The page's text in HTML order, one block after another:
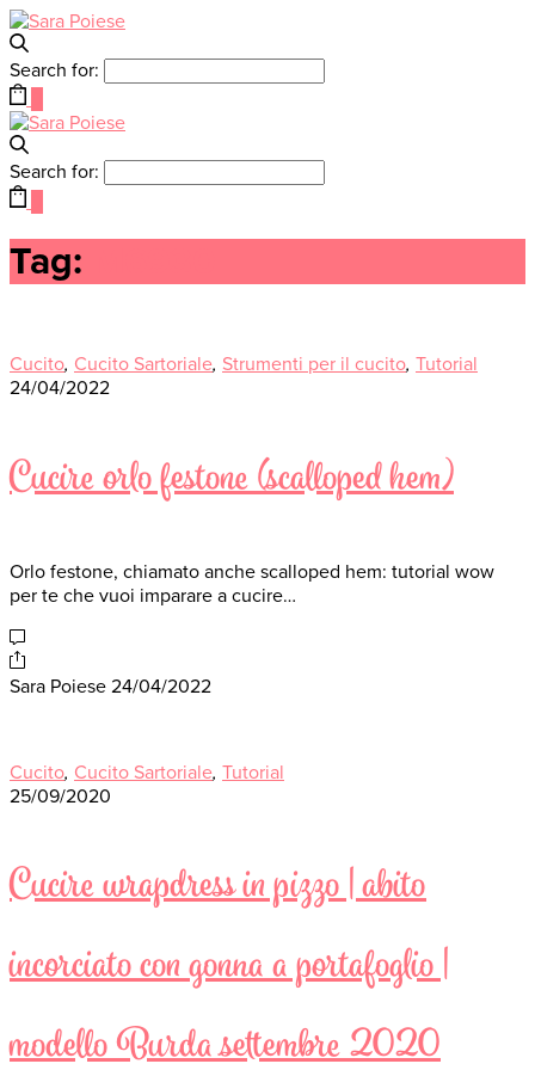
Search for:
Search for:
Tag:
Cucito, Cucito Sartoriale, Strumenti per il cucito, Tutorial
24/04/2022
Cucire orlo festone (scalloped hem)
Orlo festone, chiamato anche scalloped hem: tutorial wow
per te che vuoi imparare a cucire…
Sara Poiese 24/04/2022
Cucito, Cucito Sartoriale, Tutorial
25/09/2020
Cucire wrapdress in pizzo | abito
incorciato con gonna a portafoglio |
modello Burda settembre 2020